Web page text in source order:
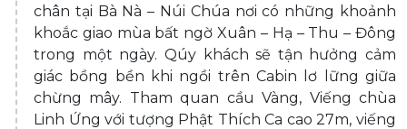
chân tại Bà Nà – Núi Chúa nơi có những khoảnh
khoắc giao mùa bất ngờ Xuân – Hạ – Thu – Đông
trong một ngày. Qúy khách sẽ tận hưởng cảm
giác bồng bền khi ngồi trên Cabin lơ lững giữa
chừng mây. Tham quan cầu Vàng, Viếng chùa
Linh Ứng với tượng Phật Thích Ca cao 27m, viếng